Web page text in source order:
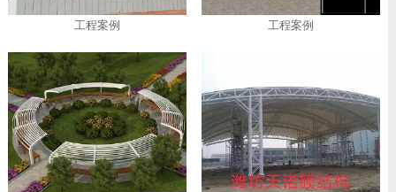
工程案例 工程案例